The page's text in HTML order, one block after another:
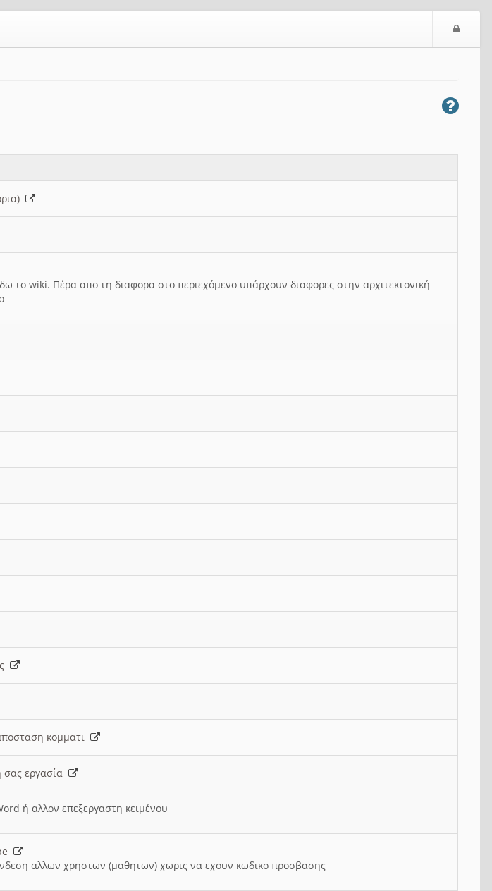
το wiki. Πέρα απο τη διαφορα στο περιεχόμενο υπάρχουν διαφορες στην αρχιτεκτονική
κομματι
σας εργασία
ή αλλον επεξεργαστη κειμένου
αλλων χρηστων (μαθητων) χωρις να εχουν κωδικο προσβασης